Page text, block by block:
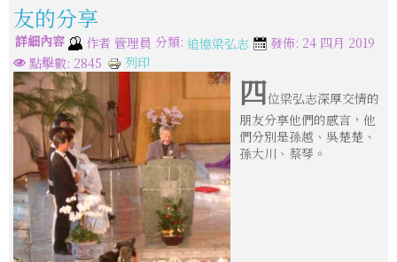
友的分享
詳細內容 作者 管理員 分類: 追憶梁弘志
發佈: 24 四月 2019
點擊數: 2845
列印
四位梁弘志深厚交情的
朋友分享他們的感言，他
們分別是孫越、吳楚楚、
孫大川、蔡琴。